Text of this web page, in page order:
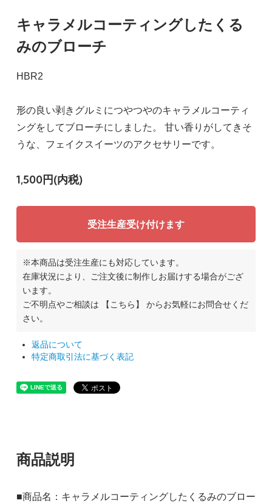
キャラメルコーティングしたくる
みのブローチ
HBR2
形の良い剥きグルミにつやつやのキャラメルコーティ
ングをしてブローチにしました。 甘い香りがしてきそ
うな、フェイクスイーツのアクセサリーです。
1,500円(内税)
受注生産受け付けます
※本商品は受注生産にも対応しています。
在庫状況により、ご注文後に制作しお届けする場合がござ
います。
ご不明点やご相談は
【こちら】
からお気軽にお問合せくだ
さい。
返品について
特定商取引法に基づく表記
商品説明
■商品名：キャラメルコーティングしたくるみのブロー